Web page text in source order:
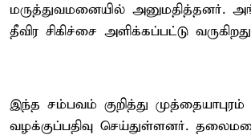
மருத்துவமனையில் அனுமதித்தனர்.
தீவிர சிகிச்சை அளிக்கப்பட்டு
இந்த சம்பவம் குறித்து
வழக்குப்பதிவு செய்துள்ளனர்.